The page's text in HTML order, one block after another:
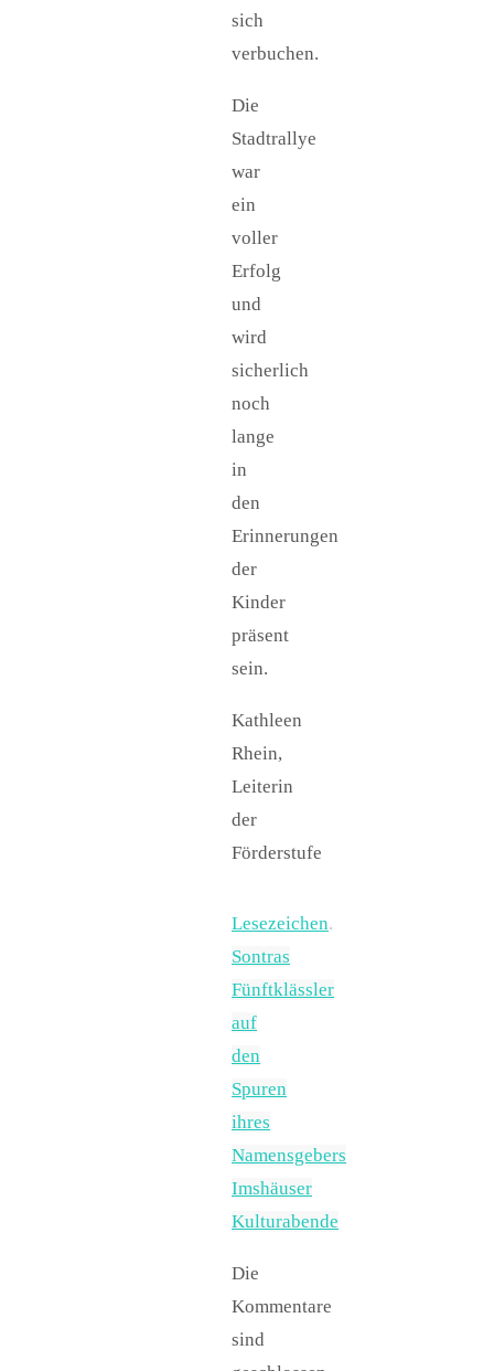
sich
verbuchen.
Die
Stadtrallye
war
ein
voller
Erfolg
und
wird
sicherlich
noch
lange
in
den
Erinnerungen
der
Kinder
präsent
sein.
Kathleen
Rhein,
Leiterin
der
Förderstufe
Lesezeichen.
Sontras
Fünftklässler
auf
den
Spuren
ihres
Namensgebers
Imshäuser
Kulturabende
Die
Kommentare
sind